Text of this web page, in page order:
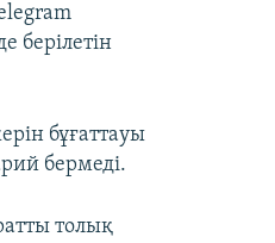
берілетін
бұғаттауы
бермеді.
толық